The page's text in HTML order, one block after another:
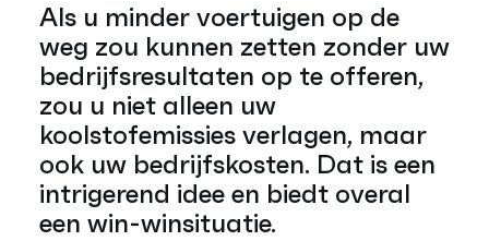
Als u minder voertuigen op de
weg zou kunnen zetten zonder uw
bedrijfsresultaten op te offeren,
zou u niet alleen uw
koolstofemissies verlagen, maar
ook uw bedrijfskosten. Dat is een
intrigerend idee en biedt overal
een win-winsituatie.